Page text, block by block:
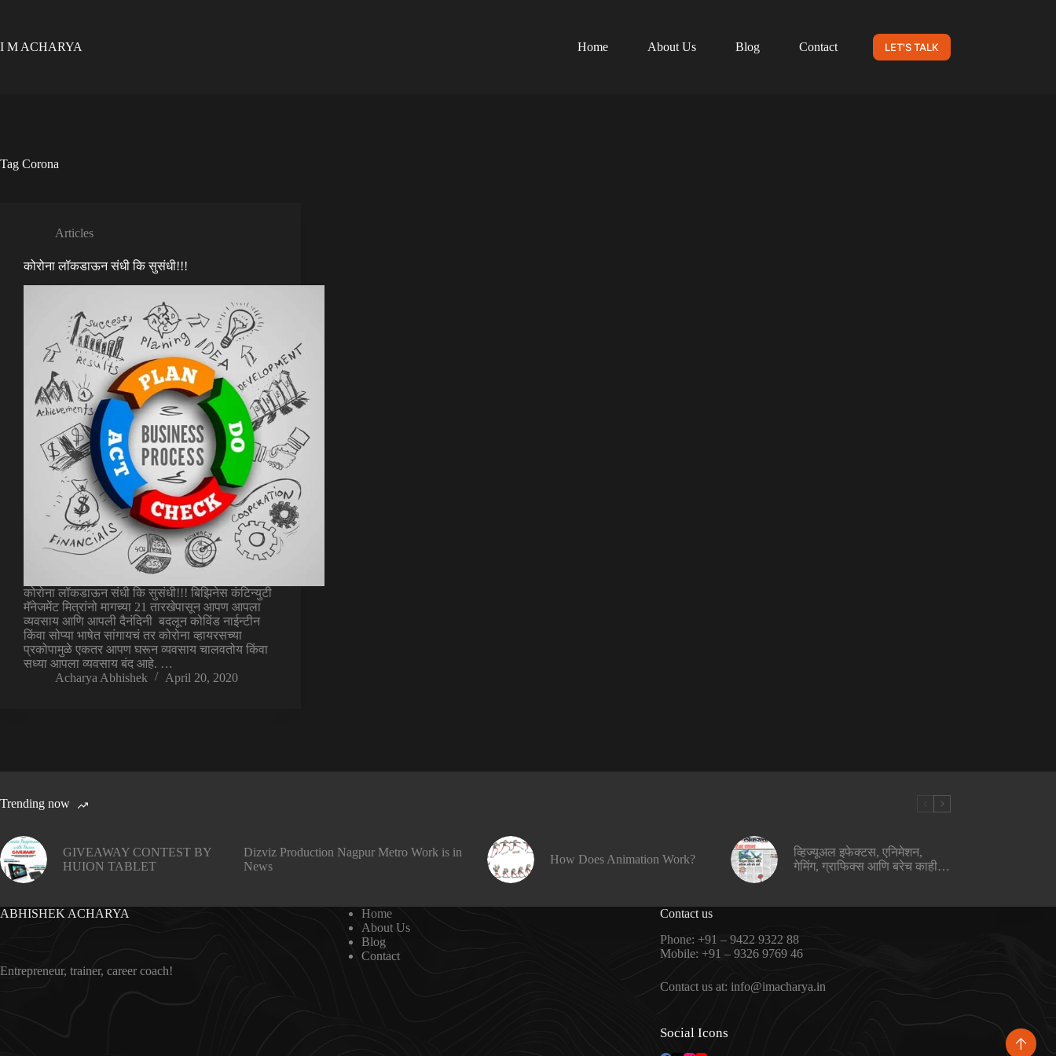
I M ACHARYA
Home About Us Blog Contact LET'S TALK
Tag Corona
Articles
कोरोना लॉकडाऊन संधी कि सुसंधी!!!
कोरोना लॉकडाऊन संधी कि सुसंधी!!! बिझिनेस कंटिन्युटी
मॅनेजमेंट मित्रांनो मागच्या 21 तारखेपासून आपण आपला
व्यवसाय आणि आपली दैनंदिनी बदलून कोविंड नाईन्टीन
किंवा सोप्या भाषेत सांगायचं तर कोरोना व्हायरसच्या
प्रकोपामुळे एकतर आपण घरून व्यवसाय चालवतोय किंवा
सध्या आपला व्यवसाय बंद आहे. …
Acharya Abhishek
April 20, 2020
Trending now
GIVEAWAY CONTEST BY
HUION TABLET
Dizviz Production Nagpur Metro Work is in
News
How Does Animation Work?
व्हिज्यूअल इफेक्टस, एनिमेशन,
गेमिंग, ग्राफिक्स आणि बरेच काही…
ABHISHEK ACHARYA
Entrepreneur, trainer, career coach!
Home
About Us
Blog
Contact
Contact us
Phone: +91 – 9422 9322 88
Mobile: +91 – 9326 9769 46
Contact us at: info@imacharya.in
Social Icons